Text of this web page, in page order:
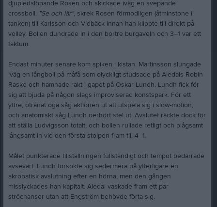
djupledslöpande Rosén och skickade iväg en svepande
crossboll. "Se och lär", skrek Rosén förmodligen (åtminstone i
tanken) till Karlsson och Vidbäck innan han klippte till direkt på
volley. Bollen dundrade in i den bortre burgaveln och 3–1 var ett
faktum.
Endast minuter senare kom spiken i kistan. Martinsson slungade
iväg en långboll på måfå som olyckligt studsade på Aledals Robin
Raske och hamnade rakt i gapet på Oskar Lundh. Lundh fick för
sig att bjuda på någon slags improviserad konstspark. För ett
yttre, otränat öga såg aktionen ut att utspela sig i slow-motion,
och anatomiskt såg Lundh oerhört stel ut. Avslutet räckte dock för
att ställa Ludvigsson totalt, och bollen rullade retligt och plågsamt
långsamt in vid den första stolpen fram till 4–1.
Målet punkterade tillställningen fullständigt och tempot bedarrade
avsevärt. Lundh försökte sig sedermera på ytterligare en
akrobatisk avslutning efter en hörna, men den gången
misslyckades han kapitalt. Aledal vaskade fram ett par
ströchanser utan att Engström behövde förta sig.